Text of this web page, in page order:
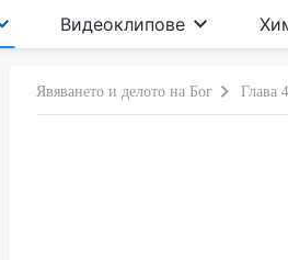
Видеоклипове
Явяването и делото на Бог Глава